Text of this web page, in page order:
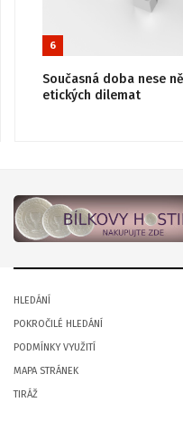
6
Současná doba nese
etických dilemat
HLEDÁNÍ
POKROČILÉ HLEDÁNÍ
PODMÍNKY VYUŽITÍ
MAPA STRÁNEK
TIRÁŽ